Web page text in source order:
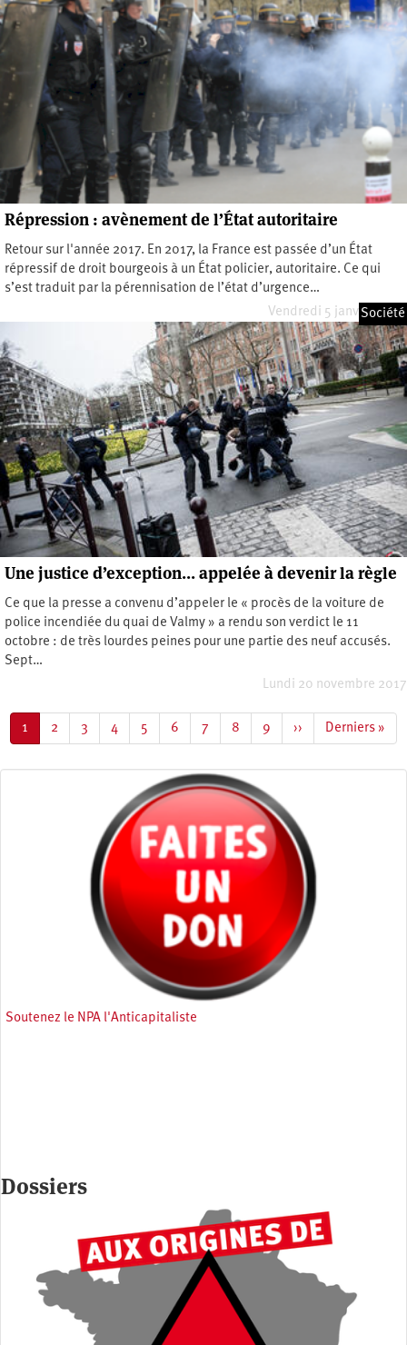
Répression : avènement de l’État autoritaire
Retour sur l'année 2017. En 2017, la France est passée d’un État
répressif de droit bourgeois à un État policier, autoritaire. Ce qui
s’est traduit par la pérennisation de l’état d’urgence…
Vendredi 5 janvier 2018
Société
Une justice d’exception… appelée à devenir la règle
Ce que la presse a convenu d’appeler le « procès de la voiture de
police incendiée du quai de Valmy » a rendu son verdict le 11
octobre : de très lourdes peines pour une partie des neuf accusés.
Sept…
Lundi 20 novembre 2017
Page
courante
1 Page
2 Page
3 Page
4 Page
5 Page
6 Page
7 Page
8 Page
9
Page
suivante
››
Dernière
page
Derniers »
Soutenez le NPA l'Anticapitaliste
Dossiers